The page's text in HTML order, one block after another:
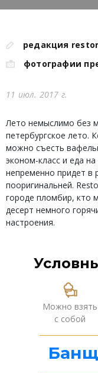
редакция
фотографии
11 июл. 2017 г.
Лето немыслимо без
петербургское лето.
можно съесть
эконом-класс и еда
непременно придет в
пооригинальней.
городе пломбир, кто
десерт немного
настроения.
Можно взять
с собой